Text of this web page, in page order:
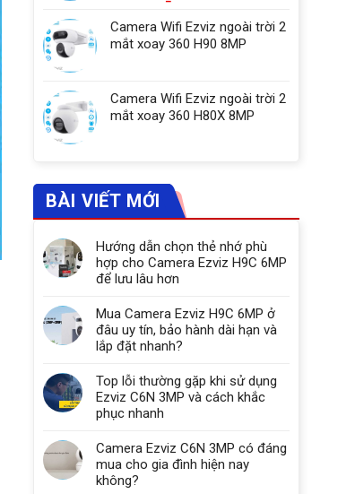
Camera Wifi Ezviz ngoài trời 2
mắt xoay 360 H90 8MP
Camera Wifi Ezviz ngoài trời 2
mắt xoay 360 H80X 8MP
BÀI VIẾT MỚI
Hướng dẫn chọn thẻ nhớ phù
hợp cho Camera Ezviz H9C 6MP
để lưu lâu hơn
Mua Camera Ezviz H9C 6MP ở
đâu uy tín, bảo hành dài hạn và
lắp đặt nhanh?
Top lỗi thường gặp khi sử dụng
Ezviz C6N 3MP và cách khắc
phục nhanh
Camera Ezviz C6N 3MP có đáng
mua cho gia đình hiện nay
không?